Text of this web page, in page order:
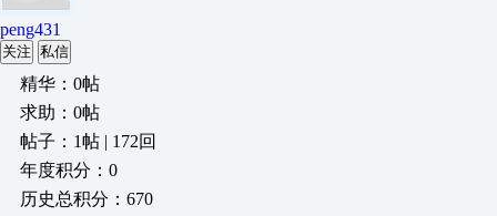
peng431
关注 私信
精华：0帖
求助：0帖
帖子：1帖 | 172回
年度积分：0
历史总积分：670